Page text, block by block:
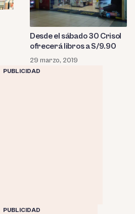
Desde el sábado 30 Crisol
ofrecerá libros a S/9.90
29 marzo, 2019
PUBLICIDAD
PUBLICIDAD